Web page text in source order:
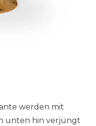
werden mit
unten hin verjüngt